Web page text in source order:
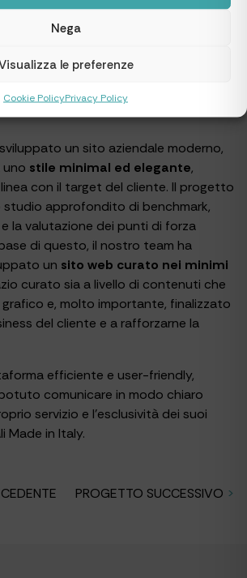
Nega
le preferenze
Cookie PolicyPrivacy Policy
un sito aziendale moderno,
stile minimal ed elegante,
con il target del cliente. Il progetto
studio approfondito di benchmark,
e la valutazione dei punti di forza
base di questo, il nostro team ha
un sito web curato nei minimi
curato sia a livello di contenuti che
e, molto importante, finalizzato
del cliente e a rafforzarne la
efficiente e user-friendly,
comunicare in modo chiaro
servizio e l’esclusività dei suoi
Made in Italy.
PROGETTO SUCCESSIVO >